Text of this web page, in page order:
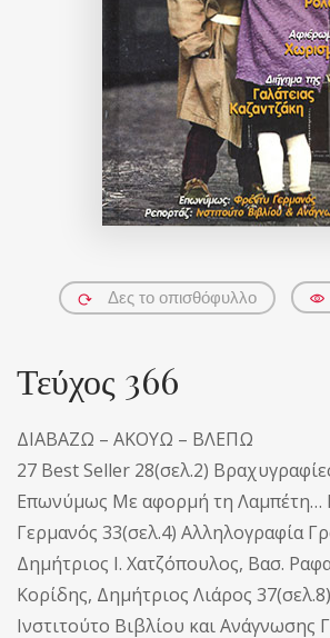
Δες το οπισθόφυλλο
Τεύχος 366
ΔΙΑΒΑΖΩ – ΑΚΟΥΩ – ΒΛΕΠΩ
27 Best Seller 28(σελ.2)
Επωνύμως Με αφορμή τη Λαμπέτη…
Γερμανός 33(σελ.4) Αλληλογραφία
Δημήτριος Ι. Χατζόπουλος, Βασ.
Κορίδης, Δημήτριος Λιάρος
Ινστιτούτο Βιβλίου και Ανάγνωσης